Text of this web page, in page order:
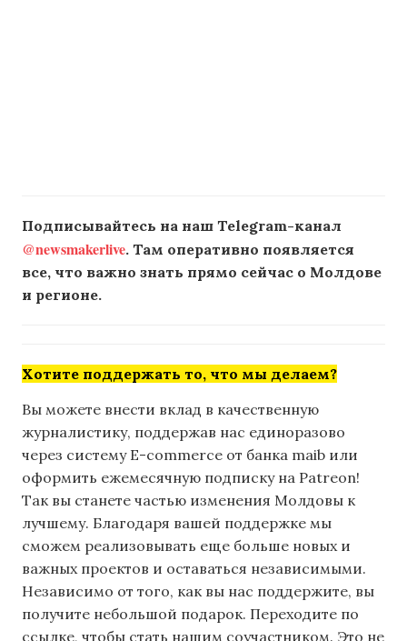
Подписывайтесь на наш Telegram-канал
@newsmakerlive. Там оперативно появляется
все, что важно знать прямо сейчас о Молдове
и регионе.
Хотите поддержать то, что мы делаем?
Вы можете внести вклад в качественную
журналистику, поддержав нас единоразово
через систему E-commerce от банка maib или
оформить ежемесячную подписку на Patreon!
Так вы станете частью изменения Молдовы к
лучшему. Благодаря вашей поддержке мы
сможем реализовывать еще больше новых и
важных проектов и оставаться независимыми.
Независимо от того, как вы нас поддержите, вы
получите небольшой подарок. Переходите по
ссылке, чтобы стать нашим соучастником. Это не